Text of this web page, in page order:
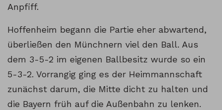
Anpfiff.
Hoffenheim begann die Partie eher abwartend,
überließen den Münchnern viel den Ball. Aus
dem 3-5-2 im eigenen Ballbesitz wurde so ein
5-3-2. Vorrangig ging es der Heimmannschaft
zunächst darum, die Mitte dicht zu halten und
die Bayern früh auf die Außenbahn zu lenken.